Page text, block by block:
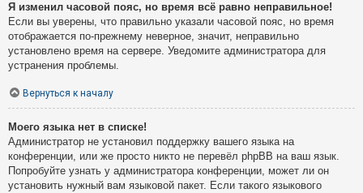
Я изменил часовой пояс, но время всё равно неправильное!
Если вы уверены, что правильно указали часовой пояс, но время
отображается по-прежнему неверное, значит, неправильно
установлено время на сервере. Уведомите администратора для
устранения проблемы.
Вернуться к началу
Моего языка нет в списке!
Администратор не установил поддержку вашего языка на
конференции, или же просто никто не перевёл phpBB на ваш язык.
Попробуйте узнать у администратора конференции, может ли он
установить нужный вам языковой пакет. Если такого языкового